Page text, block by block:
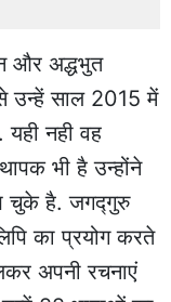
और अद्धभुत
उन्हें साल 2015 में
यही नही वह
भी है उन्होंने
चुके है. जगद्गुरु
का प्रयोग करते
अपनी रचनाएं